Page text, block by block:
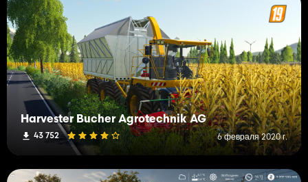
Harvester Bucher Agrotechnik AG
43 752 6 февраля 2020 г.